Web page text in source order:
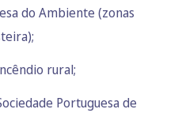
do Ambiente (zonas
);
rural;
Portuguesa de